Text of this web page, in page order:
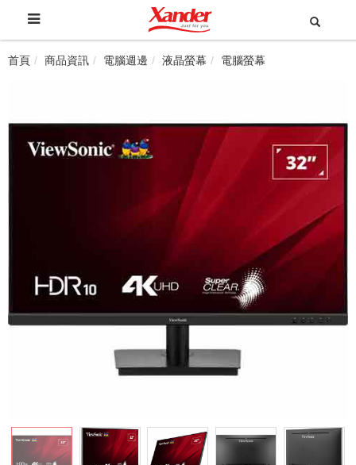
首頁 商品資訊 電腦週邊 液晶螢幕 電腦螢幕